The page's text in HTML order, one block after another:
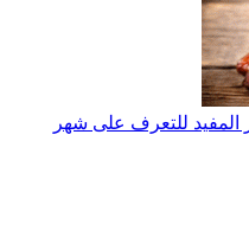
للتعرف على شهر